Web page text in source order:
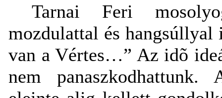
Tarnai Feri
mozdulattal és
van a Vértes…” Az idõ
nem